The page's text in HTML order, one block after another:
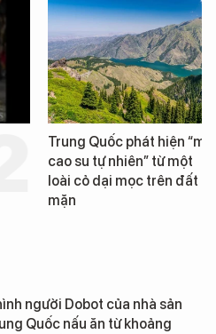
Loạt dự án bất động
Đà Nẵng sắp bị kiểm
người Dobot của nhà sản
Quốc nấu ăn từ khoảng